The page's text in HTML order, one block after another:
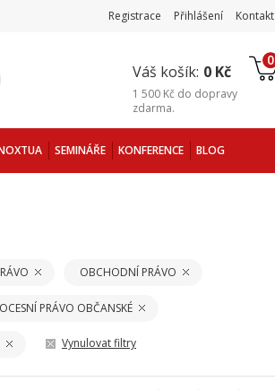
Registrace Přihlášení Kontakt
Váš košík: 0 Kč
0
1 500 Kč do dopravy
zdarma.
SEMINÁŘE KONFERENCE BLOG
OBCHODNÍ PRÁVO
PRÁVO OBČANSKÉ
Vynulovat filtry